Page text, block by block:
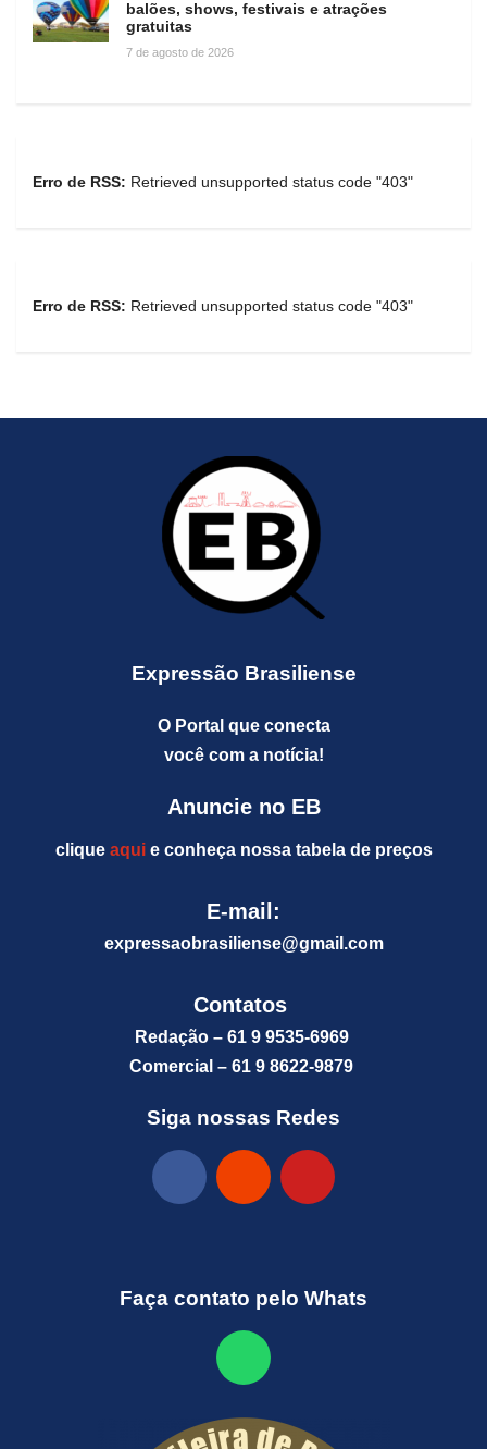
balões, shows, festivais e atrações
gratuitas
7 de agosto de 2026
Erro de RSS: Retrieved unsupported status code "403"
Erro de RSS: Retrieved unsupported status code "403"
Expressão Brasiliense
O Portal que conecta
você com a notícia!
Anuncie no EB
clique aquie conheça nossa tabela de preços
E-mail:
expressaobrasiliense@gmail.com
Contatos
Redação – 61 9 9535-6969
Comercial – 61 9 8622-9879
Siga nossas Redes
Faça contato pelo Whats